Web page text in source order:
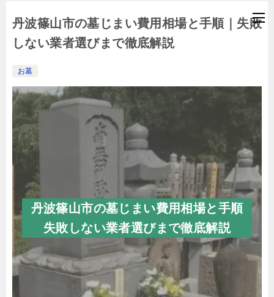
丹波篠山市の墓じまい費用相場と手順｜失敗
しない業者選びまで徹底解説
お墓
丹波篠山市の墓じまい費用相場と手順
失敗しない業者選びまで徹底解説